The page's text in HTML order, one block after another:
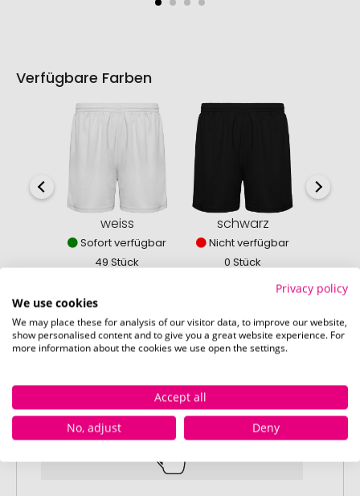
Verfügbare Farben
weiss
Sofort verfügbar
49 Stück
schwarz
Nicht verfügbar
0 Stück
So einfach bestellen Sie Ihre Werbeartikel bei
Privacy policy
We use cookies
We may place these for analysis of our visitor data, to improve our website,
show personalised content and to give you a great website experience. For
more information about the cookies we use open the settings.
Accept all
No, adjust
Deny